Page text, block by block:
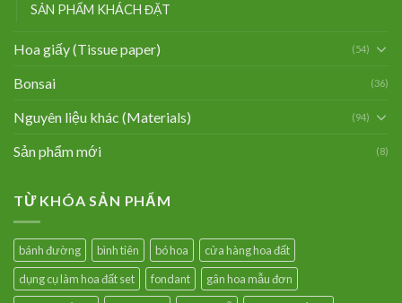
SẢN PHẨM KHÁCH ĐẶT
Hoa giấy (Tissue paper) (54)
Bonsai (36)
Nguyên liệu khác (Materials) (94)
Sản phẩm mới (8)
TỪ KHÓA SẢN PHẨM
bánh đường bình tiên bó hoa
cửa hàng hoa đất
dụng cụ làm hoa đất set
fondant
gân hoa mẫu đơn